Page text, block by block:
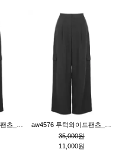
35,000원
11,000원